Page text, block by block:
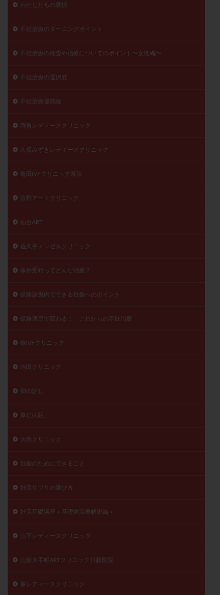
わたしたちの選択
不妊治療のターニングポイント
不妊治療の検査や治療についてのポイント〜女性編〜
不妊治療の選択肢
不妊治療最前線
両角レディースクリニック
久保みずきレディースクリニック
亀田IVFクリニック幕張
京野アートクリニック
仙台ART
佐久平エンゼルクリニック
体外受精ってどんな治療？
保険診療内でできる妊娠へのポイント
保険適用で変わる！ これからの不妊治療
俵IVFクリニック
内田クリニック
卵の話し
厚仁病院
大島クリニック
妊娠のためにできること
妊活サプリの選び方
妊活基礎講座＜基礎体温表解説編＞
山下レディースクリニック
山形大手町ARTクリニック川越医院
峯レディースクリニック